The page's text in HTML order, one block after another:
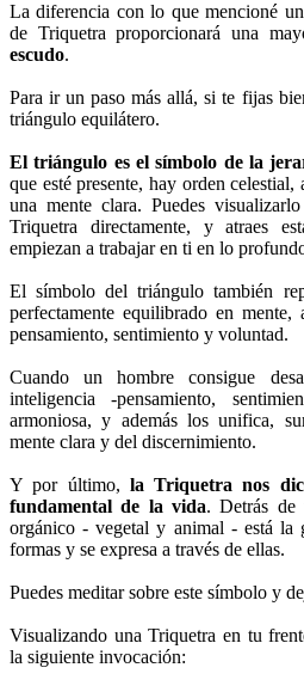
La diferencia con lo que mencioné
de Triquetra proporcionará una
escudo.
Para ir un paso más allá, si te fijas
triángulo equilátero.
El triángulo es el símbolo de la
que esté presente, hay orden
una mente clara. Puedes
Triquetra directamente, y atraes
empiezan a trabajar en ti en lo
El símbolo del triángulo también
perfectamente equilibrado en
pensamiento, sentimiento y voluntad.
Cuando un hombre consigue
inteligencia -pensamiento,
armoniosa, y además los unifica,
mente clara y del discernimiento.
Y por último, la Triquetra nos
fundamental de la vida. Detrás de
orgánico - vegetal y animal - está la
formas y se expresa a través de ellas.
Puedes meditar sobre este símbolo y
Visualizando una Triquetra en tu
la siguiente invocación: